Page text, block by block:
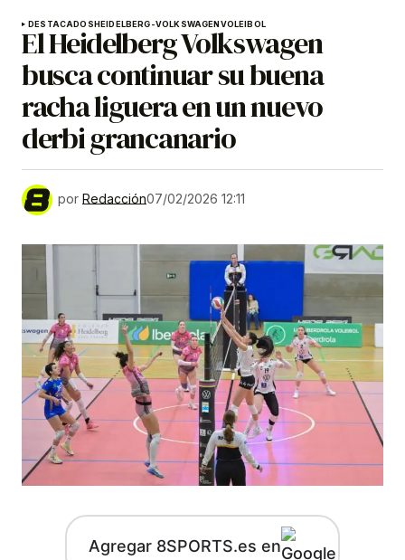
DESTACADOSHEIDELBERG-VOLKSWAGENVOLEIBOL
El Heidelberg Volkswagen
busca continuar su buena
racha liguera en un nuevo
derbi grancanario
por Redacción07/02/2026 12:11
Agregar 8SPORTS.es en